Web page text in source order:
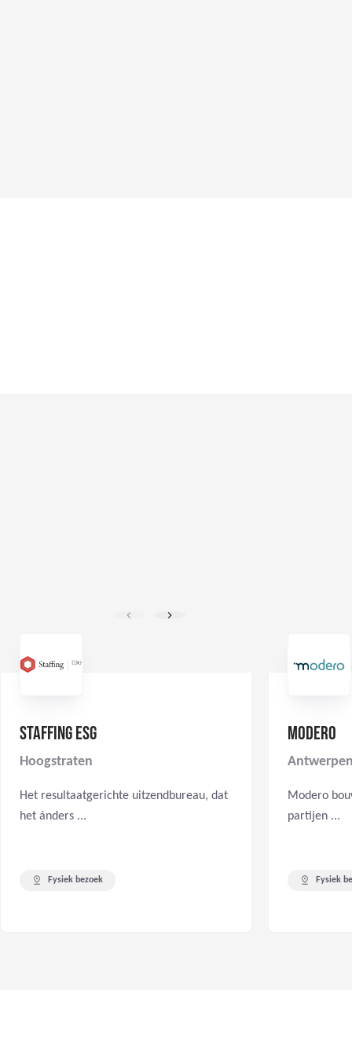
STAFFING ESG
Hoogstraten
Het resultaatgerichte uitzendbureau, dat
het ánders ...
Fysiek bezoek
MODERO
Modero
partijen ...
Fysiek